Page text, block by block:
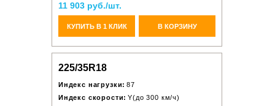
11 903 руб./шт.
КУПИТЬ В 1 КЛИК В КОРЗИНУ
225/35R18
Индекс нагрузки: 87
Индекс скорости: Y(до 300 км/ч)